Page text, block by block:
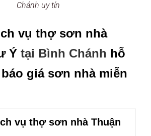
Chánh uy tín
vụ thợ sơn nhà
Ý tại Bình Chánh hỗ
giá sơn nhà miễn
vụ thợ sơn nhà Thuận